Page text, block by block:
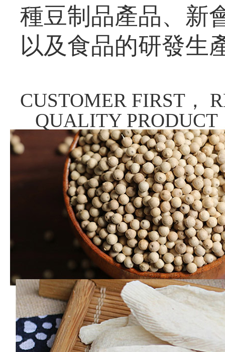
種豆制品產品、新
以及食品的研發生
CUSTOMER FIRST，
QUALITY PRODUCT